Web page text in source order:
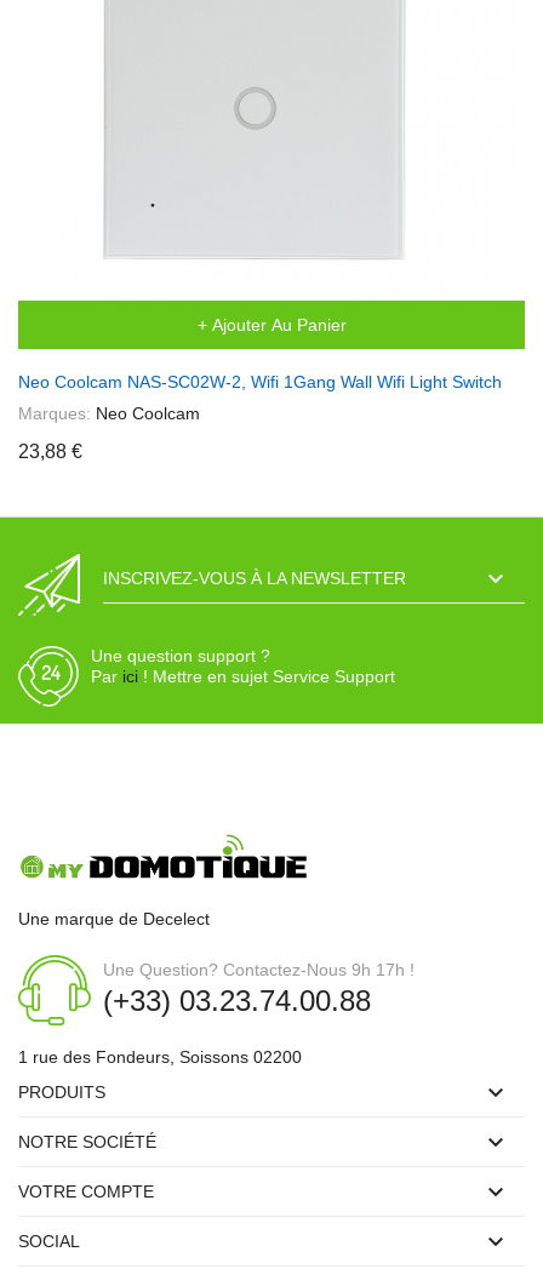
+ Ajouter Au Panier
Neo Coolcam NAS-SC02W-2, Wifi 1Gang Wall Wifi Light Switch
Marques: Neo Coolcam
23,88 €
INSCRIVEZ-VOUS À LA NEWSLETTER 
Une question support ?
Par ici ! Mettre en sujet Service Support
Une marque de Decelect
Une Question? Contactez-Nous 9h 17h !
(+33) 03.23.74.00.88
1 rue des Fondeurs, Soissons 02200
PRODUITS

NOTRE SOCIÉTÉ 
VOTRE COMPTE 
SOCIAL 